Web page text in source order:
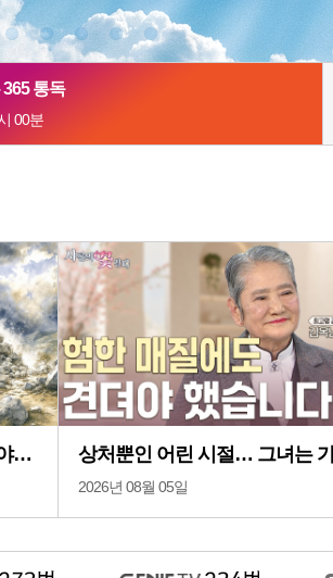
통독
00분
[성경통독 218일차] 한 편의 이야기처럼 읽는 바이블 애플 365통독 | 이사야 54 ~ 57장
2026년 08월 05일